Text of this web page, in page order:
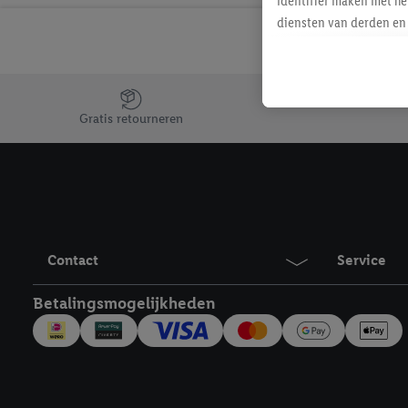
Jouw voordelen bij ons als Lidl webshop klant
Gratis retourneren
Contact Service
Betalingsmogelijkheden
diensten van derden
Als je hiervoor
eerder interesse hebt
maar het niet te
mailadres en met
Onder "Aanpassen"
Door te klikken op
technieken worden
inclusief over de
trekken, vind je in onze
over de cookies die